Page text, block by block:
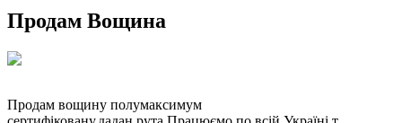
Продам Вощина
Продам вощину полумаксимум